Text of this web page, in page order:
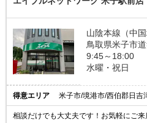
山陰本線（中
鳥取県米子市
9:45～18:00
水曜・祝日
得意エリア 米子市/境港市/西伯郡日吉
相談だけでも大丈夫です！お気軽にご来